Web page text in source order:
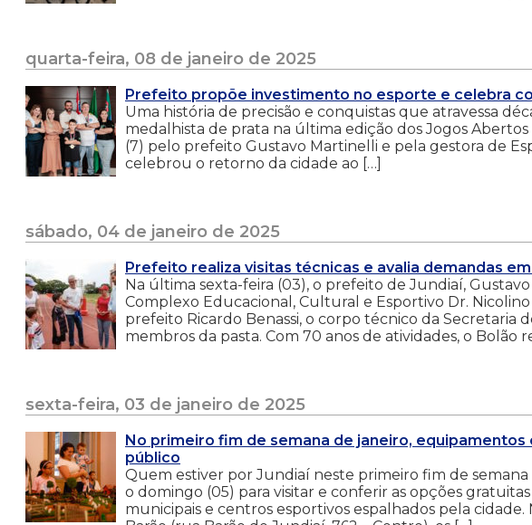
quarta-feira, 08 de janeiro de 2025
Prefeito propõe investimento no esporte e celebra
Uma história de precisão e conquistas que atravessa
medalhista de prata na última edição dos Jogos
(7) pelo prefeito Gustavo Martinelli e pela gestora de
celebrou o retorno da cidade ao […]
sábado, 04 de janeiro de 2025
Prefeito realiza visitas técnicas e avalia demandas
Na última sexta-feira (03), o prefeito de Jundiaí,
Complexo Educacional, Cultural e Esportivo Dr.
prefeito Ricardo Benassi, o corpo técnico da Secretaria
membros da pasta. Com 70 anos de atividades, o Bolão
sexta-feira, 03 de janeiro de 2025
No primeiro fim de semana de janeiro,
público
Quem estiver por Jundiaí neste primeiro fim de
o domingo (05) para visitar e conferir as opções
municipais e centros esportivos espalhados pela